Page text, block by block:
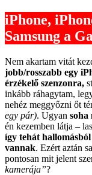
iPhone,
Samsung a
Nem akartam vitát
jobb/rosszabb egy
érzékelő szenzonra,
inkább ráhagytam,
nehéz meggyőzni őt
egy pár). Ugyan soha
én kezemben látja –
így tehát
vannak. Ezért aztán
pontosan mit jelent
kamerája”?